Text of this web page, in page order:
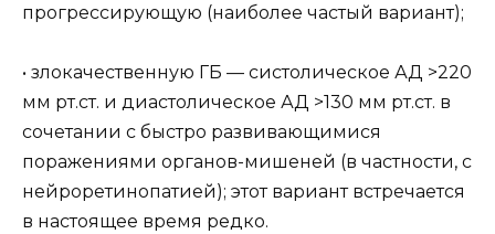
прогрессирующую (наиболее частый вариант);
• злокачественную ГБ — систолическое АД >220
мм рт.ст. и диастолическое АД >130 мм рт.ст. в
сочетании с быстро развивающимися
поражениями органов-мишеней (в частности, с
нейроретинопатией); этот вариант встречается
в настоящее время редко.